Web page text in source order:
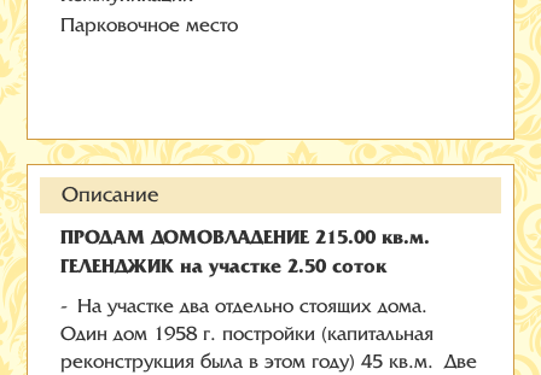
Парковочное место
Описание
ПРОДАМ ДОМОВЛАДЕНИЕ 215.00 кв.м.
ГЕЛЕНДЖИК на участке 2.50 соток
- На участке два отдельно стоящих дома.
Один дом 1958 г. постройки (капитальная
реконструкция была в этом году) 45 кв.м. Две